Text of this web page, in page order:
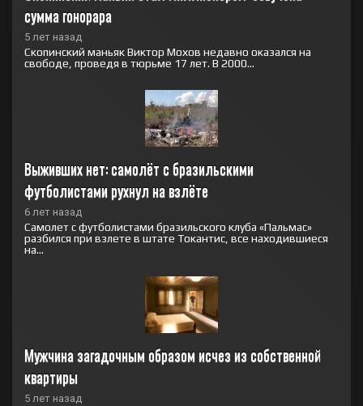
сумма гонорара
5 лет назад
Скопинский маньяк Виктор Мохов недавно оказался на
свободе, проведя в тюрьме 17 лет. В 2000...
Выживших нет: самолёт с бразильскими
футболистами рухнул на взлёте
6 лет назад
Самолет с футболистами бразильского клуба «Пальмас»
разбился при взлете в штате Токантис, все находившиеся
на...
Мужчина загадочным образом исчез из собственной
квартиры
5 лет назад